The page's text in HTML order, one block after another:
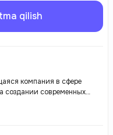
qilish
компания в сфере
создании современных
на качество и